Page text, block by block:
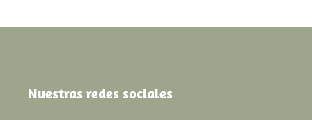
Nuestras redes sociales